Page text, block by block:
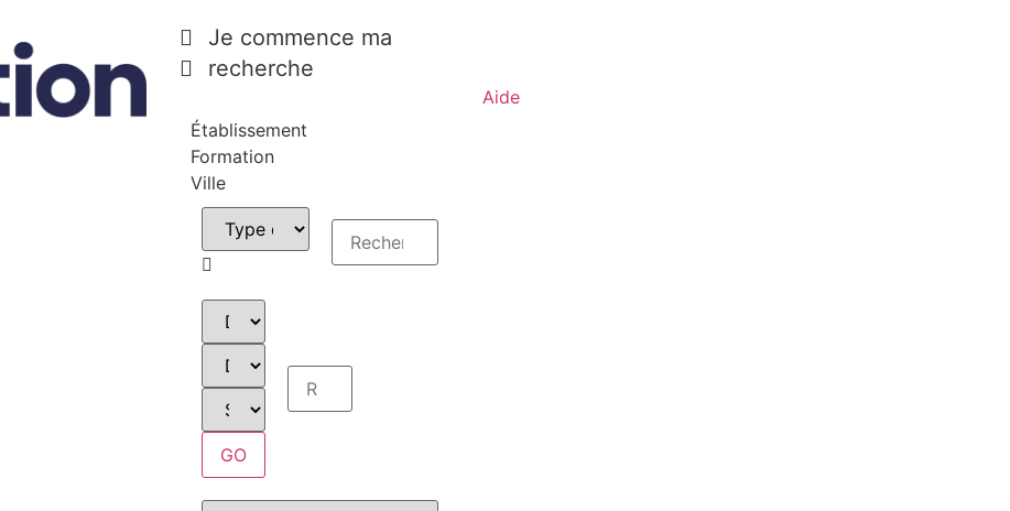
Je commence ma
recherche
Établissement
Formation
Ville
GO
Aide